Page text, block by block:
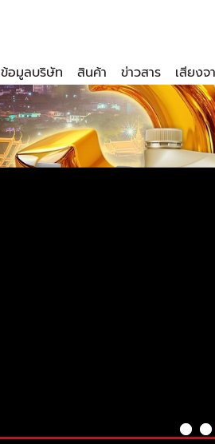
ข้อมูลบริษัท สินค้า ข่าวสาร เสียงจ